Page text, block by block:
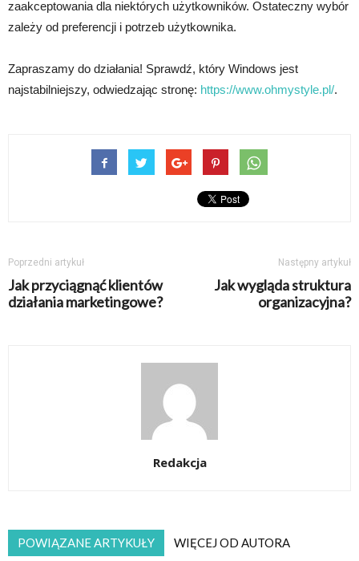
zaakceptowania dla niektórych użytkowników. Ostateczny wybór
zależy od preferencji i potrzeb użytkownika.
Zapraszamy do działania! Sprawdź, który Windows jest
najstabilniejszy, odwiedzając stronę: https://www.ohmystyle.pl/.
Poprzedni artykuł
Jak przyciągnąć klientów
działania marketingowe?
Następny artykuł
Jak wygląda struktura
organizacyjna?
Redakcja
POWIĄZANE ARTYKUŁY WIĘCEJ OD AUTORA